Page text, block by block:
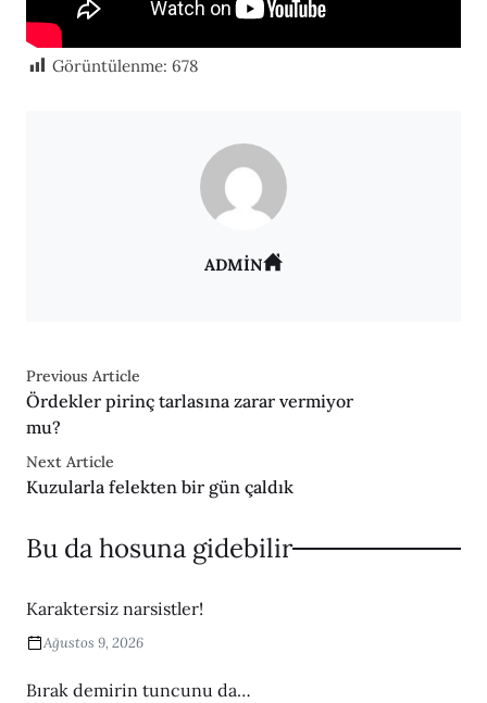
Görüntülenme: 678
ADMIN
Previous Article
Ördekler pirinç tarlasına zarar vermiyor
mu?
Next Article
Kuzularla felekten bir gün çaldık
Bu da hosuna gidebilir
Karaktersiz narsistler!
Ağustos 9, 2026
Bırak demirin tuncunu da…